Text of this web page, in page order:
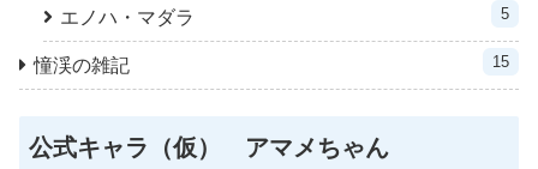
エノハ・マダラ 5
憧渓の雑記 15
公式キャラ（仮） アマメちゃん